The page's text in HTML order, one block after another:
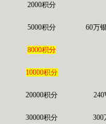
2000积分
5000积分 60万
8000积分
10000积分
20000积分
30000积分